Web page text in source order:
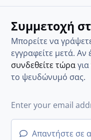
Συμμετοχή
Μπορείτε να
εγγραφείτε μετά.
συνδεθείτε τώρα
το ψευδώνυμό σας.
Απαντήστε σε